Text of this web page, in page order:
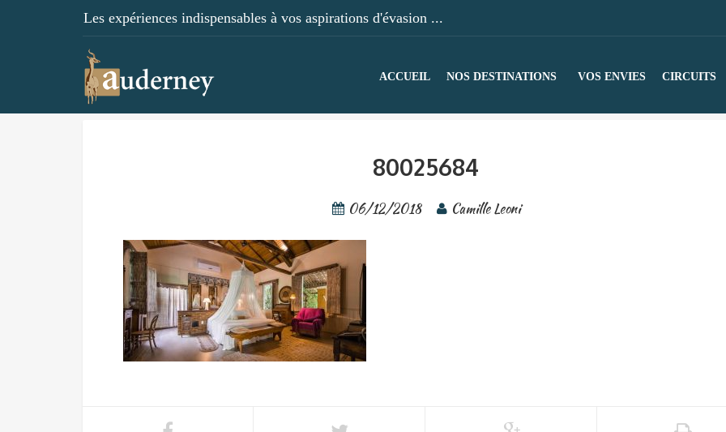
Les expériences indispensables à vos aspirations d'évasion ...
ACCUEIL NOS DESTINATIONS VOS ENVIES CIRCUITS
80025684
06/12/2018 Camille Leoni